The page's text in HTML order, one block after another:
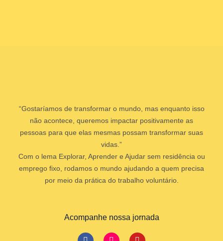
“Gostaríamos de transformar o mundo, mas enquanto isso
não acontece, queremos impactar positivamente as
pessoas para que elas mesmas possam transformar suas
vidas.”
Com o lema Explorar, Aprender e Ajudar sem residência ou
emprego fixo, rodamos o mundo ajudando a quem precisa
por meio da prática do trabalho voluntário.
Acompanhe nossa jornada